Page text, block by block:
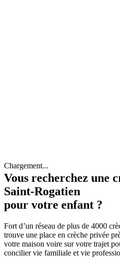
Chargement...
Vous recherchez une
Saint-Rogatien
pour votre enfant ?
Fort d’un réseau de plus de 4000
trouve une place en crèche privée
votre maison voire sur votre trajet
concilier vie familiale et vie